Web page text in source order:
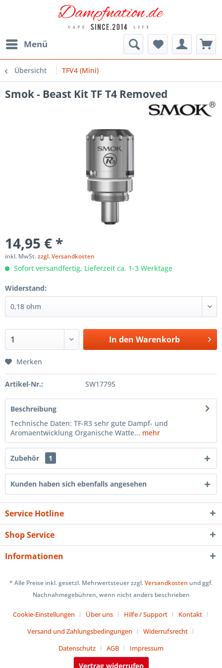
Menü
Übersicht TFV4 (Mini)
Smok - Beast Kit TF T4 Removed
14,95 € *
inkl. MwSt.zzgl. Versandkosten
Sofort versandfertig, Lieferzeit ca. 1-3 Werktage
Widerstand:
In den Warenkorb
Merken
Artikel-Nr.: SW17795
Beschreibung
Technische Daten: TF-R3 sehr gute Dampf- und
Aromaentwicklung Organische Watte... mehr
Zubehör 1
Kunden haben sich ebenfalls angesehen
Service Hotline
Shop Service
Informationen
* Alle Preise inkl. gesetzl. Mehrwertsteuer zzgl.Versandkosten und ggf.
Nachnahmegebühren, wenn nicht anders beschrieben
Cookie-Einstellungen Über uns Hilfe / Support
Kontakt
Versand und Zahlungsbedingungen
Widerrufsrecht
Datenschutz
AGB Impressum
Vertrag widerrufen